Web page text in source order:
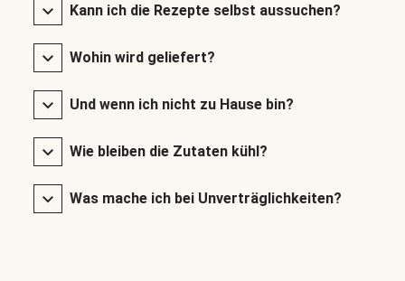
Kann ich die Rezepte selbst aussuchen?
Wohin wird geliefert?
Und wenn ich nicht zu Hause bin?
Wie bleiben die Zutaten kühl?
Was mache ich bei Unverträglichkeiten?